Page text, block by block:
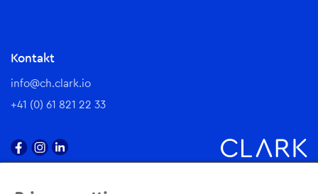
Kontakt
info@ch.clark.io
+41 (0) 61 821 22 33